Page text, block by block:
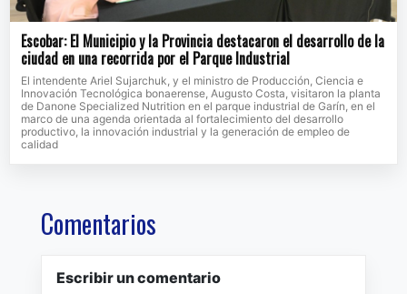
Escobar: El Municipio y la Provincia destacaron el desarrollo de la
ciudad en una recorrida por el Parque Industrial
El intendente Ariel Sujarchuk, y el ministro de Producción, Ciencia e
Innovación Tecnológica bonaerense, Augusto Costa, visitaron la planta
de Danone Specialized Nutrition en el parque industrial de Garín, en el
marco de una agenda orientada al fortalecimiento del desarrollo
productivo, la innovación industrial y la generación de empleo de
calidad
Comentarios
Escribir un comentario